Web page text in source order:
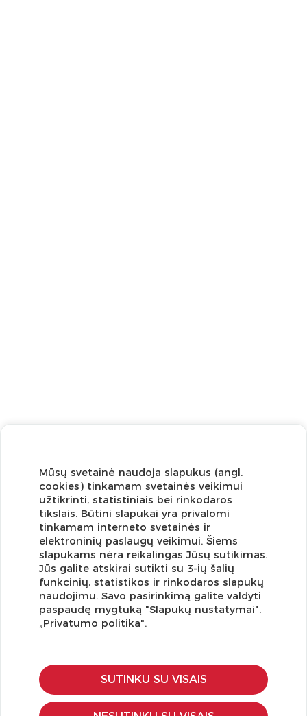
Užsisakykite naujienlaiškį ir pirmi gaukite geriausius
pasiūlymus!
KLIENTŲ APTARNAVIMAS
Pirkimo – pardavimo taisyklės
Mūsų svetainė naudoja slapukus (angl.
cookies) tinkamam svetainės veikimui
užtikrinti, statistiniais bei rinkodaros
tikslais. Būtini slapukai yra privalomi
tinkamam interneto svetainės ir
elektroninių paslaugų veikimui. Šiems
slapukams nėra reikalingas Jūsų sutikimas.
Jūs galite atskirai sutikti su 3-ių šalių
funkcinių, statistikos ir rinkodaros slapukų
naudojimu. Savo pasirinkimą galite valdyti
paspaudę mygtuką "Slapukų nustatymai".
„Privatumo politika".
SUTINKU SU VISAIS